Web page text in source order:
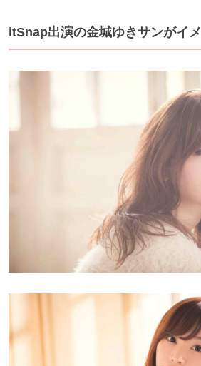
itSnap出演の金城ゆきサンがイ